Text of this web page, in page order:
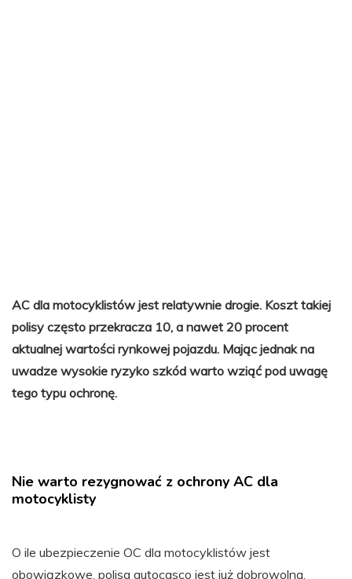
AC dla motocyklistów jest relatywnie drogie. Koszt takiej
polisy często przekracza 10, a nawet 20 procent
aktualnej wartości rynkowej pojazdu. Mając jednak na
uwadze wysokie ryzyko szkód warto wziąć pod uwagę
tego typu ochronę.
Nie warto rezygnować z ochrony AC dla
motocyklisty
O ile ubezpieczenie OC dla motocyklistów jest
obowiązkowe, polisa autocasco jest już dobrowolna.